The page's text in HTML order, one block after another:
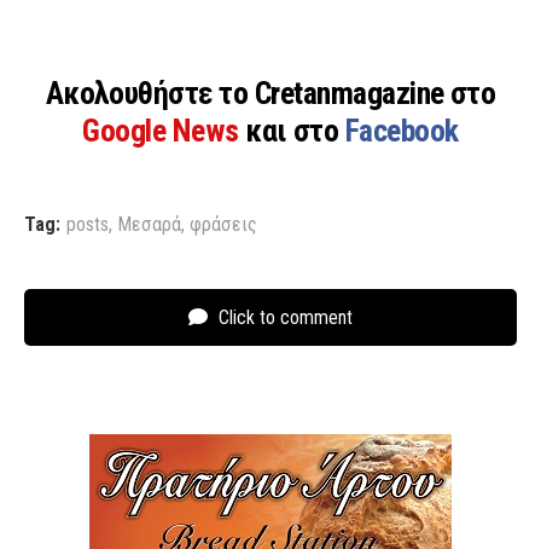
Ακολουθήστε το Cretanmagazine στο
Google News και στο Facebook
Tag: posts, Μεσαρά, φράσεις
Click to comment